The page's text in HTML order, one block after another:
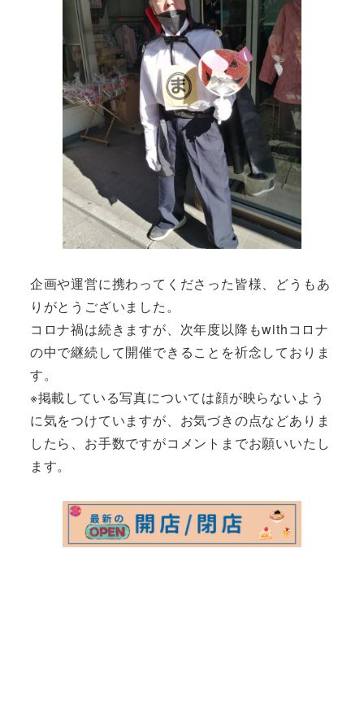
企画や運営に携わってくださった皆様、どうもあ
りがとうございました。
コロナ禍は続きますが、次年度以降もwithコロナ
の中で継続して開催できることを祈念しておりま
す。
※掲載している写真については顔が映らないよう
に気をつけていますが、お気づきの点などありま
したら、お手数ですがコメントまでお願いいたし
ます。